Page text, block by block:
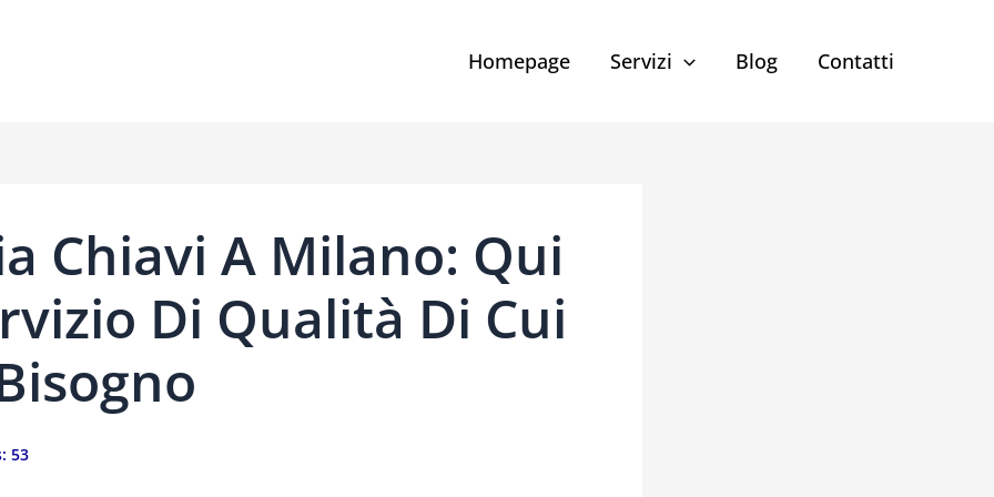
Homepage Servizi Blog Contatti
Chiavi A Milano: Qui
Di Qualità Di Cui
53